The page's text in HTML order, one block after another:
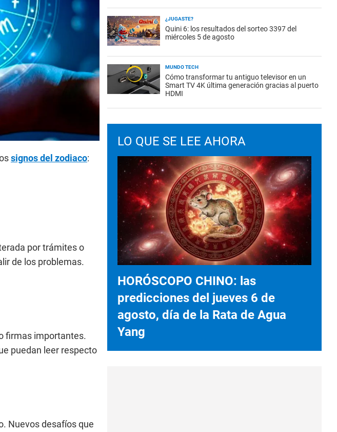
signos del zodiaco:
por trámites o
de los problemas.
firmas importantes.
puedan leer respecto
Nuevos desafíos que
¿JUGASTE?
Quini 6: los resultados del sorteo 3397 del
miércoles 5 de agosto
MUNDO TECH
Cómo transformar tu antiguo televisor en un
Smart TV 4K última generación gracias al puerto
HDMI
LO QUE SE LEE AHORA
HORÓSCOPO CHINO: las
predicciones del jueves 6 de
agosto, día de la Rata de Agua
Yang